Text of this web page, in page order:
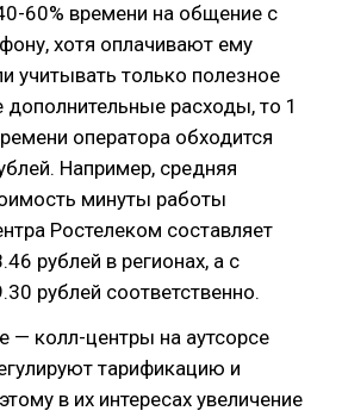
60% времени на общение с
хотя оплачивают ему
учитывать только полезное
дополнительные расходы, то 1
оператора обходится
Например, средняя
минуты работы
Ростелеком составляет
рублей в регионах, а с
рублей соответственно.
— колл-центры на аутсорсе
тарификацию и
в их интересах увеличение